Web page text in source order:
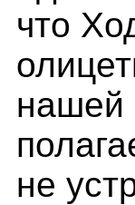
что
нашей
не